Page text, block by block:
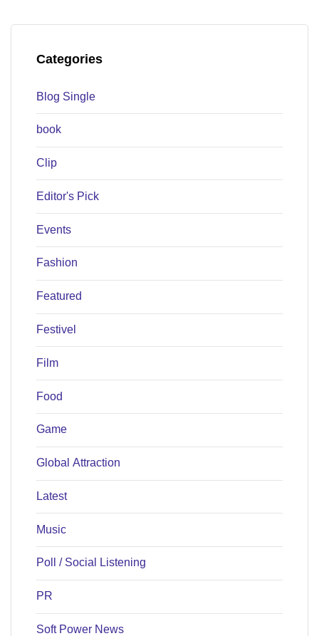
Categories
Blog Single
book
Clip
Editor's Pick
Events
Fashion
Featured
Festivel
Film
Food
Game
Global Attraction
Latest
Music
Poll / Social Listening
PR
Soft Power News